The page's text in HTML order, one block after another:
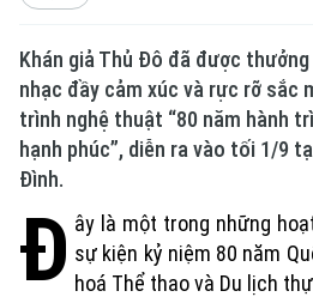
Khán giả Thủ Đô đã được
nhạc đầy cảm xúc và rực rỡ sắc
trình nghệ thuật “80 năm hành
hạnh phúc”, diễn ra vào tối 1/9
Đình.
Đ ây là một trong những
sự kiện kỷ niệm 80 năm
hoá Thể thao và Du lịch